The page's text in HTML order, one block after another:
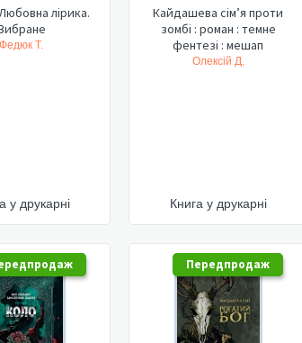
лірика.
Федюк Т.
у друкарні
Кайдашева сім’я проти
зомбі : роман : темне
фентезі : мешап
Олексій Д.
Книга у друкарні
Передпродаж